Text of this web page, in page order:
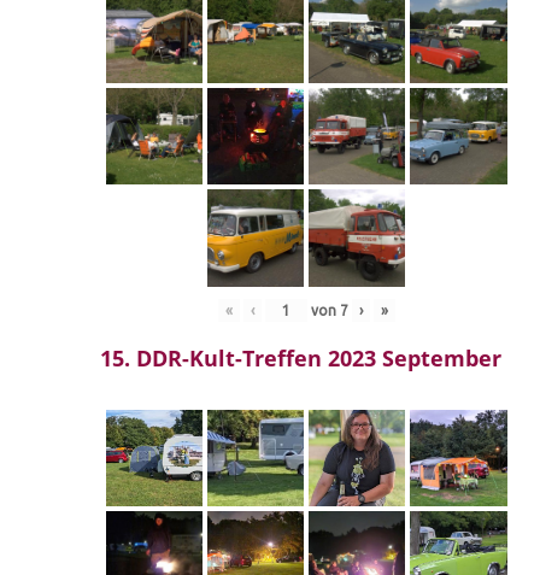
« ‹ von 7 › »
15. DDR-Kult-Treffen 2023 September